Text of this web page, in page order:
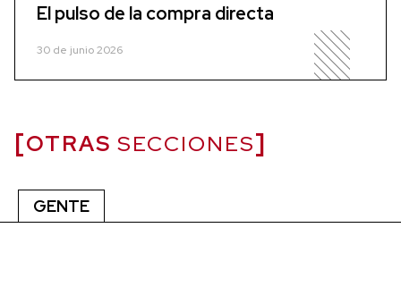
El pulso de la compra directa
30 de junio 2026
OTRAS SECCIONES
GENTE